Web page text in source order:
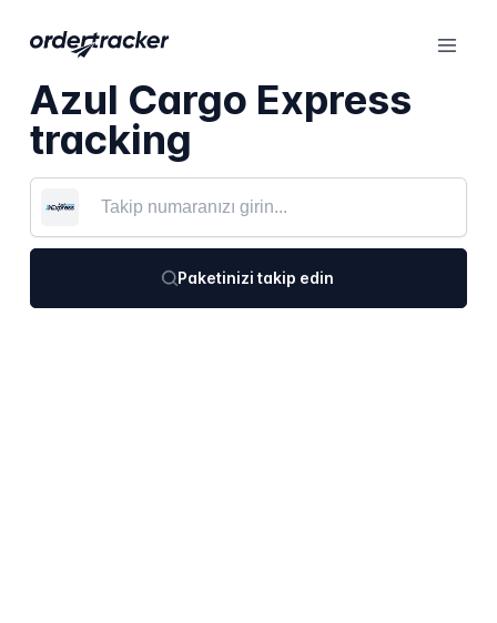
Azul Cargo Express
tracking
Paketinizi takip edin